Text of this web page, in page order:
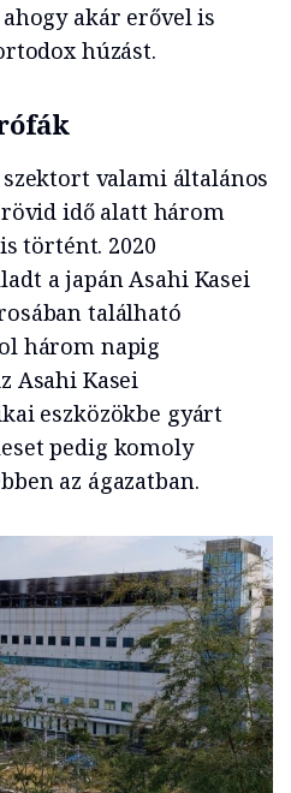
akár erővel is
húzást.
valami általános
idő alatt három
történt. 2020
a japán Asahi Kasei
található
három napig
Asahi Kasei
eszközökbe gyárt
pedig komoly
az ágazatban.